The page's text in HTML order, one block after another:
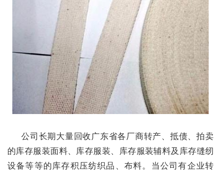
公司长期大量回收广东省各厂商转产、抵债、拍卖
的库存服装面料、库存服装、库存服装辅料及库存缝纫
设备等等的库存积压纺织品、布料。当公司有企业转